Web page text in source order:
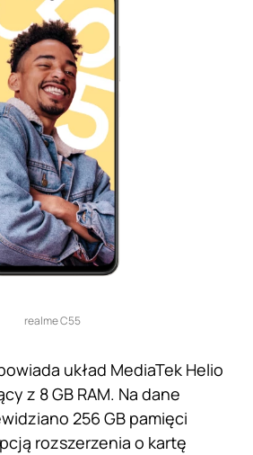
realme C55
układ MediaTek Helio
z 8 GB RAM. Na dane
256 GB pamięci
rozszerzenia o kartę